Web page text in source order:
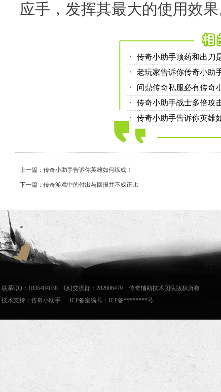
应手，发挥其最大的使用效
传奇小助手顶药和出刀
老玩家告诉你传奇小助
问鼎传奇私服必有传奇
传奇小助手战士多倍攻
传奇小助手告诉你英雄
上一篇：传奇小助手告诉你英雄如何练成！
下一篇：传奇游戏中的付出与回报并不成正比
联系QQ：1835404038 QQ交流群：282606479 传奇辅助技术团队版权所有
技术支持： 传奇小助手 ICP备案编号：ICP备********号